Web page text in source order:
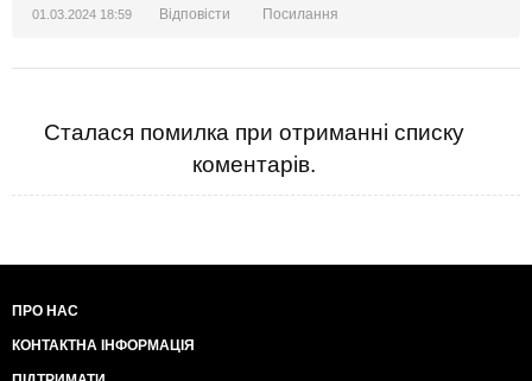
01.03.2024 18:59 Відповісти Посилання
Сталася помилка при отриманні списку
коментарів.
ПРО НАС
КОНТАКТНА ІНФОРМАЦІЯ